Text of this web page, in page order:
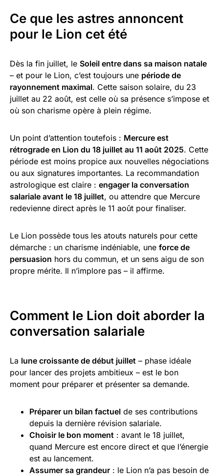
Ce que les astres annoncent
pour le Lion cet été
Dès la fin juillet, le Soleil entre dans sa maison natale
– et pour le Lion, c’est toujours une période de
rayonnement maximal. Cette saison solaire, du 23
juillet au 22 août, est celle où sa présence s’impose et
où son charisme opère à plein régime.
Un point d’attention toutefois : Mercure est
rétrograde en Lion du 18 juillet au 11 août 2025. Cette
période est moins propice aux nouvelles négociations
ou aux signatures importantes. La recommandation
astrologique est claire : engager la conversation
salariale avant le 18 juillet, ou attendre que Mercure
redevienne direct après le 11 août pour finaliser.
Le Lion possède tous les atouts naturels pour cette
démarche : un charisme indéniable, une force de
persuasion hors du commun, et un sens aigu de son
propre mérite. Il n’implore pas – il affirme.
Comment le Lion doit aborder la
conversation salariale
La lune croissante de début juillet – phase idéale
pour lancer des projets ambitieux – est le bon
moment pour préparer et présenter sa demande.
Préparer un bilan factuel de ses contributions
depuis la dernière révision salariale.
Choisir le bon moment : avant le 18 juillet,
quand Mercure est encore direct et que l’énergie
est au lancement.
Assumer sa grandeur : le Lion n’a pas besoin de